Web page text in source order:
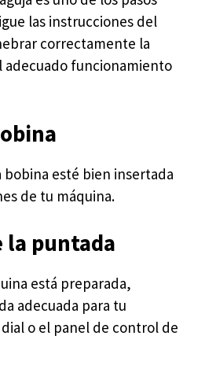
las instrucciones del
correctamente la
adecuado funcionamiento
bobina esté bien insertada
de tu máquina.
la puntada
está preparada,
adecuada para tu
o el panel de control de